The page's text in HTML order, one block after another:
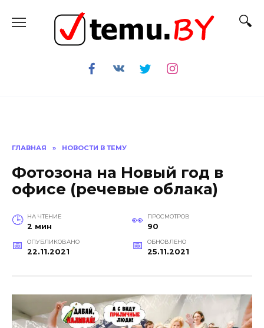
содержанию
ГЛАВНАЯ » НОВОСТИ В ТЕМУ
Фотозона на Новый год в
офисе (речевые облака)
НА ЧТЕНИЕ
2 мин
ПРОСМОТРОВ
90
ОПУБЛИКОВАНО
22.11.2021
ОБНОВЛЕНО
25.11.2021